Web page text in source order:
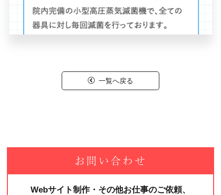
一覧へ戻る
お問い合わせ
Webサイト制作・その他お仕事のご依頼、